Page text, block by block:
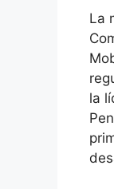
La
la